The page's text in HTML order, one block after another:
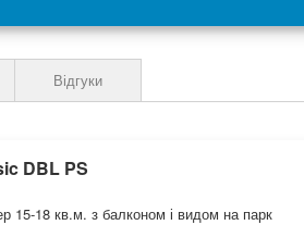
DBL PS
15-18 кв.м. з балконом і видом на парк
Відгуки